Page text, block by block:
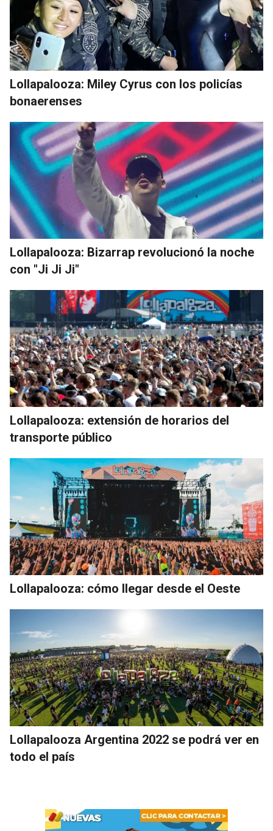
Lollapalooza: Miley Cyrus con los policías
bonaerenses
Lollapalooza: Bizarrap revolucionó la noche
con "Ji Ji Ji"
Lollapalooza: extensión de horarios del
transporte público
Lollapalooza: cómo llegar desde el Oeste
Lollapalooza Argentina 2022 se podrá ver en
todo el país